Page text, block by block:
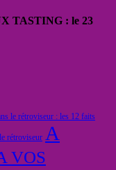
TASTING : le 23
le rétroviseur : les 12 faits
rétroviseur A
VOS